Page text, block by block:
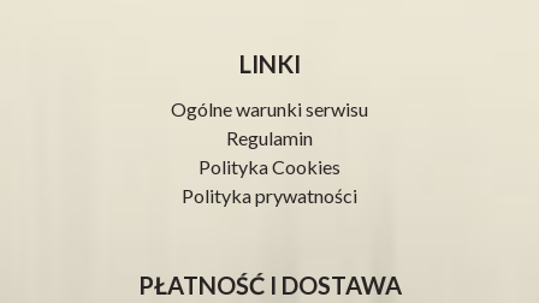
LINKI
Ogólne warunki serwisu
Regulamin
Polityka Cookies
Polityka prywatności
PŁATNOŚĆ I DOSTAWA